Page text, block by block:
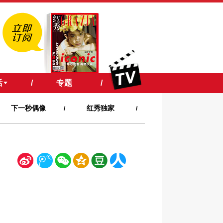
/ 专题 /
下一秒偶像 / 红秀独家 /
新 腾 微 空 豆